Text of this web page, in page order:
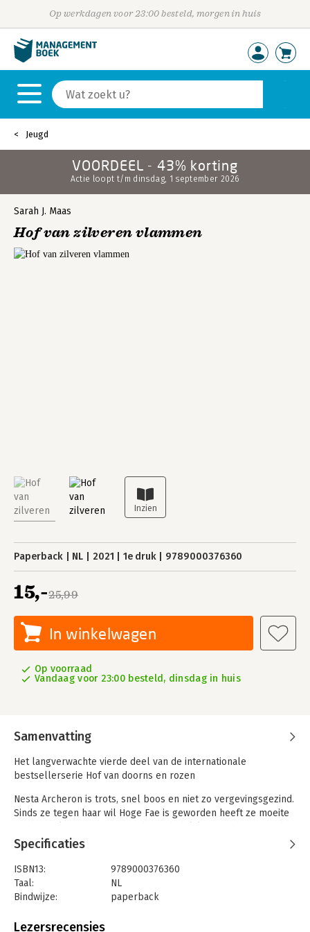
Op werkdagen voor 23:00 besteld, morgen in huis
Jeugd
VOORDEEL - 43% korting
Actie loopt t/m dinsdag, 1 september 2026
Sarah J. Maas
Hof van zilveren vlammen
Paperback NL 2021 1e druk 9789000376360
25,99
15,-
In winkelwagen
Op voorraad
Vandaag voor 23:00 besteld, dinsdag in huis
Samenvatting
Het langverwachte vierde deel van de internationale
bestsellerserie Hof van doorns en rozen
Nesta Archeron is trots, snel boos en niet zo vergevingsgezind.
Sinds ze tegen haar wil Hoge Fae is geworden heeft ze moeite
Maar erger dan dat is dat ze de verschrikkingen van de oorlog
met Hybern niet kan vergeten.
De enige persoon die haar woede meer dan wie dan ook
aanwakkert is Cassian. Maar dat is niet het enige wat hij in haar
aanwakkert. Het vuur tussen hen valt niet te ontkennen en al
helemaal niet als ze opeens gedwongen op elkaar
Specificaties
ISBN13:
9789000376360
Taal:
NL
Bindwijze:
paperback
Uitgever:
Lezersrecensies